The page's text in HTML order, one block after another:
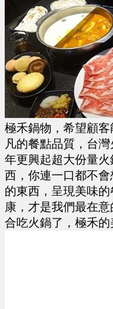
極禾鍋物，希望顧
凡的餐點品質，台
年更興起超大份量
西，你連一口都不
的東西，呈現美味
康，才是我們最在意
合吃火鍋了，極禾